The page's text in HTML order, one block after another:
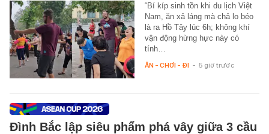
“Bí kíp sinh tồn khi du lịch Việt
Nam, ăn xả láng mà chả lo béo
là ra Hồ Tây lúc 6h; không khí
vận động hừng hực này có
tính…
ĂN - CHƠI - ĐI - 5 giờ trước
Đình Bắc lập siêu phẩm phá vây giữa 3 cầu